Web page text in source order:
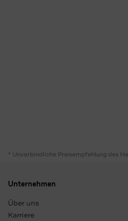
* Unverbindliche Preisempfehlung des
Unternehmen
Über uns
Karriere